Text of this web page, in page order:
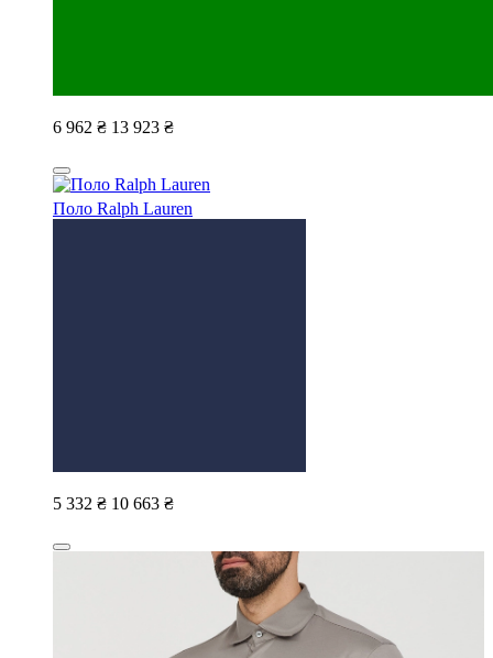
6 962 ₴ 13 923 ₴
Поло Ralph Lauren
5 332 ₴ 10 663 ₴